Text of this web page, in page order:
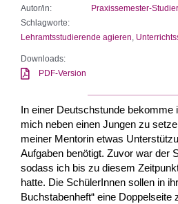
Autor/in:
Praxissemester-
Schlagworte:
Lehramtsstudierende agieren
Downloads:
PDF-Version
In einer Deutschstunde bekomme
mich neben einen Jungen zu
meiner Mentorin etwas
Aufgaben benötigt. Zuvor war der
sodass ich bis zu diesem
hatte. Die SchülerInnen sollen in
Buchstabenheft“ eine Doppelseite